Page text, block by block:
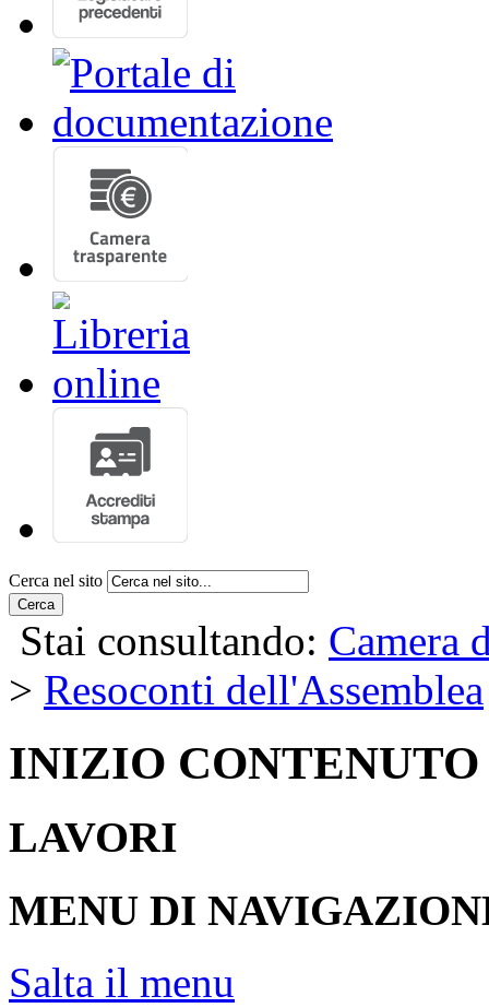
Cerca nel sito
Cerca
Stai consultando: Camera
> Resoconti dell'Assemblea
INIZIO CONTENUTO
LAVORI
MENU DI
Salta il menu